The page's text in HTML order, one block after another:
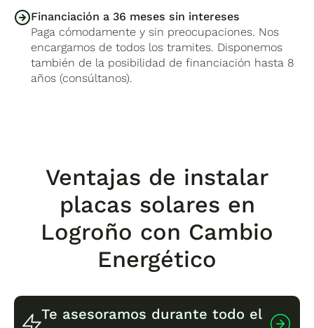
Financiación a 36 meses sin intereses
Paga cómodamente y sin preocupaciones. Nos
encargamos de todos los tramites. Disponemos
también de la posibilidad de financiación hasta 8
años (consúltanos).
Ventajas de instalar
placas solares en
Logroño con Cambio
Energético
Te asesoramos durante todo el